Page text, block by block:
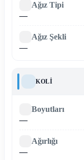
Ağız Tipi
—
Ağız Şekli
—
KOLI
Boyutları
—
Ağırlığı
—